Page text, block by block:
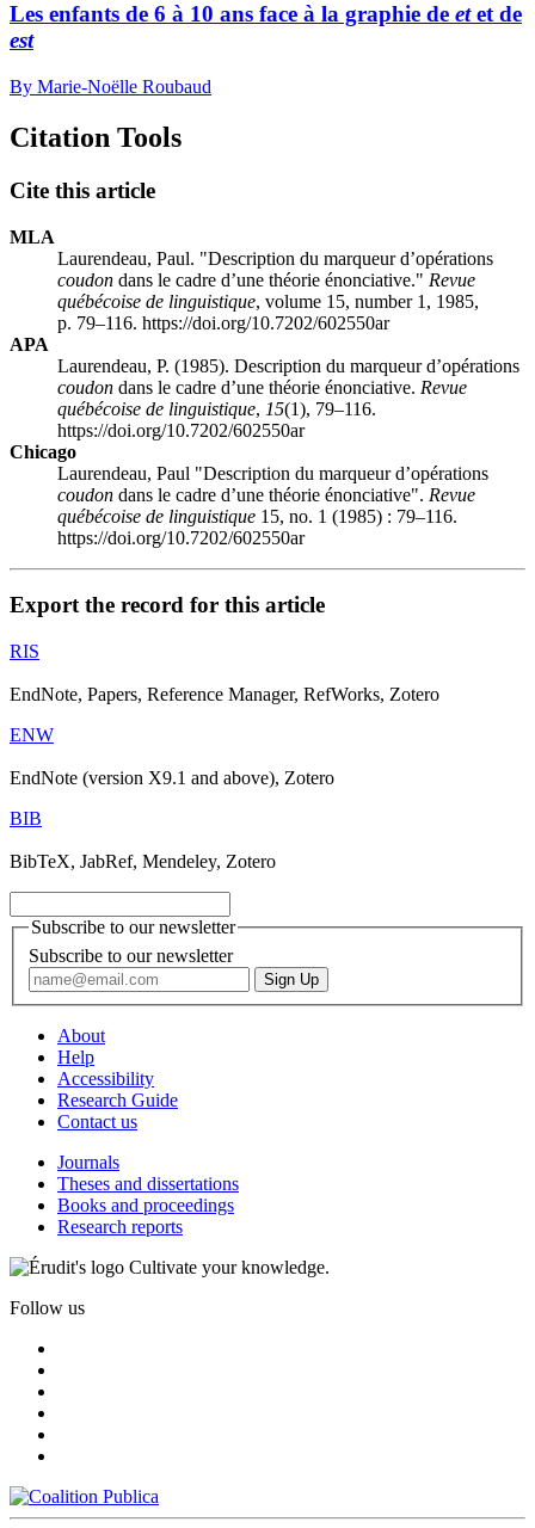
Les enfants de 6 à 10 ans face à la graphie de etet de
est
By Marie-Noëlle Roubaud
Citation Tools
Cite this article
MLA
Laurendeau, Paul. "Description du marqueur d’opérations
coudon dans le cadre d’une théorie énonciative." Revue
québécoise de linguistique, volume 15, number 1, 1985,
p. 79–116. https://doi.org/10.7202/602550ar
APA
Laurendeau, P. (1985). Description du marqueur d’opérations
coudon dans le cadre d’une théorie énonciative. Revue
québécoise de linguistique, 15(1), 79–116.
https://doi.org/10.7202/602550ar
Chicago
Laurendeau, Paul "Description du marqueur d’opérations
coudon dans le cadre d’une théorie énonciative". Revue
québécoise de linguistique 15, no. 1 (1985) : 79–116.
https://doi.org/10.7202/602550ar
Export the record for this article
RIS
EndNote, Papers, Reference Manager, RefWorks, Zotero
ENW
EndNote (version X9.1 and above), Zotero
BIB
BibTeX, JabRef, Mendeley, Zotero
Subscribe to our newsletter
Subscribe to our newsletter
About
Help
Accessibility
Research Guide
Contact us
Journals
Theses and dissertations
Books and proceedings
Research reports
Cultivate your knowledge.
Follow us